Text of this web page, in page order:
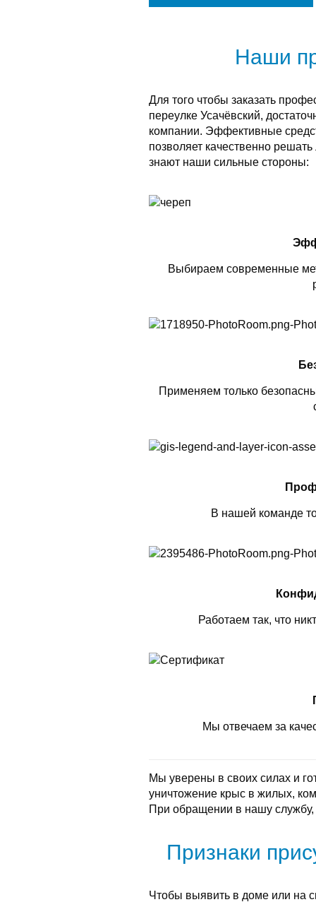
Наши
Для того чтобы заказать
переулке Усачёвский,
компании. Эффективные
позволяет качественно
знают наши сильные стороны:
Выбираем современные
Применяем только
В нашей команде
Работаем так, что
Мы отвечаем за
Мы уверены в своих силах и
уничтожение крыс в жилых,
При обращении в нашу
Признаки
Чтобы выявить в доме или на